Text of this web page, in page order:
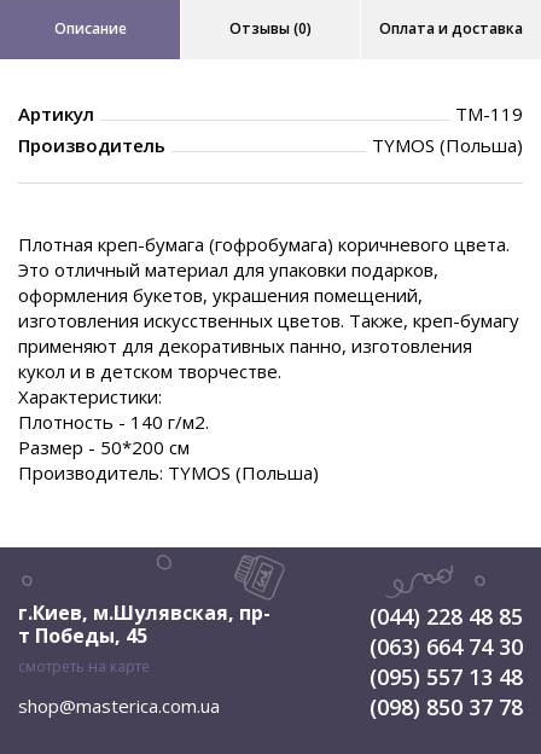
Описание Отзывы (0) Оплата и доставка
Артикул
TM-119
Производитель
TYMOS (Польша)
Плотная креп-бумага (гофробумага) коричневого цвета.
Это отличный материал для упаковки подарков,
оформления букетов, украшения помещений,
изготовления искусственных цветов. Также, креп-бумагу
применяют для декоративных панно, изготовления
кукол и в детском творчестве.
Характеристики:
Плотность - 140 г/м2.
Размер - 50*200 см
Производитель: TYMOS (Польша)
г.Киев, м.Шулявская, пр-
т Победы, 45
смотреть на карте
shop@masterica.com.ua
(044) 228 48 85
(063) 664 74 30
(095) 557 13 48
(098) 850 37 78